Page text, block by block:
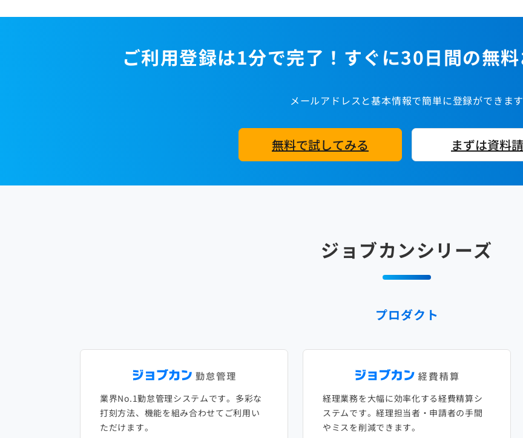
ご利用登録は1分で完了！すぐに30日間の無料
メールアドレスと基本情報で簡単に登録ができます
無料で試してみる まずは資料
ジョブカンシリーズ
プロダクト
業界No.1勤怠管理システムです。多彩な
打刻方法、機能を組み合わせてご利用い
ただけます。
経理業務を大幅に効率化する経費精算シ
ステムです。経理担当者・申請者の手間
やミスを削減できます。